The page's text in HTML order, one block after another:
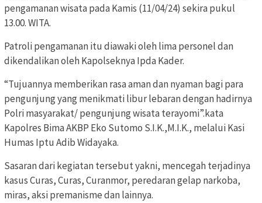
pengamanan wisata pada Kamis (11/04/24) sekira pukul
13.00. WITA.
Patroli pengamanan itu diawaki oleh lima personel dan
dikendalikan oleh Kapolseknya Ipda Kader.
“Tujuannya memberikan rasa aman dan nyaman bagi para
pengunjung yang menikmati libur lebaran dengan hadirnya
Polri masyarakat/ pengunjung wisata terayomi”.kata
Kapolres Bima AKBP Eko Sutomo S.I.K.,M.I.K., melalui Kasi
Humas Iptu Adib Widayaka.
Sasaran dari kegiatan tersebut yakni, mencegah terjadinya
kasus Curas, Curas, Curanmor, peredaran gelap narkoba,
miras, aksi premanisme dan lainnya.